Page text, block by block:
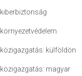
kiberbiztonság
környezetvédelem
közigazgatás: külföldön
közigazgatás: magyar